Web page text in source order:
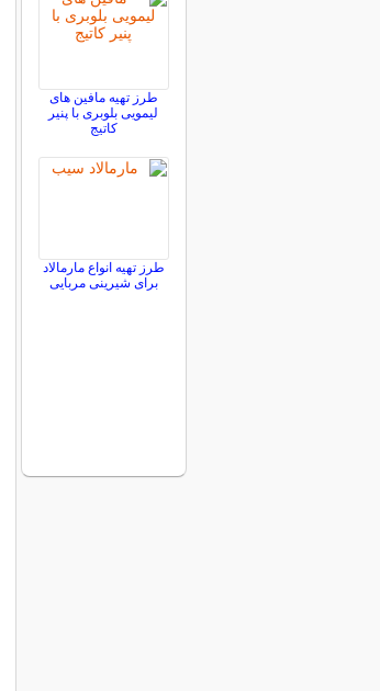
طرز تهیه مافین های
لیمویی بلوبری با پنیر
کاتیج
طرز تهیه انواع مارمالاد
برای شیرینی مربایی